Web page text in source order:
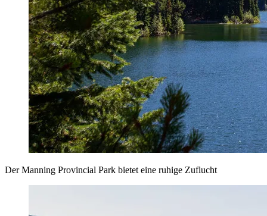
Der Manning Provincial Park bietet eine ruhige Zuflucht